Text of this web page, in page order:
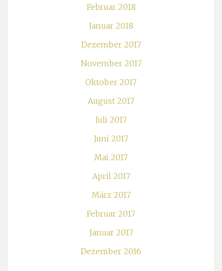
Februar 2018
Januar 2018
Dezember 2017
November 2017
Oktober 2017
August 2017
Juli 2017
Juni 2017
Mai 2017
April 2017
März 2017
Februar 2017
Januar 2017
Dezember 2016